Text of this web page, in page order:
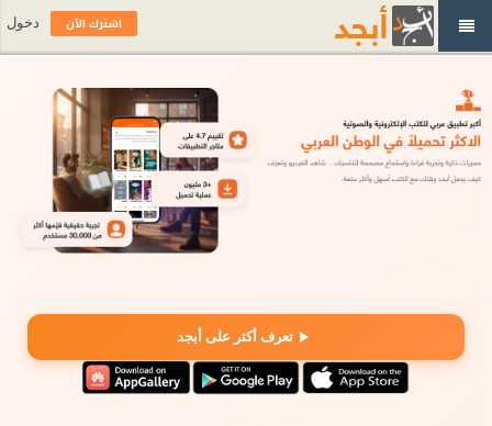
تعرف أكثر على أبجد
اشترك الآن دخول